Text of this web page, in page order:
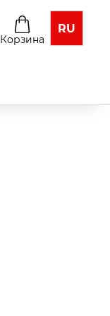
Корзина
RU